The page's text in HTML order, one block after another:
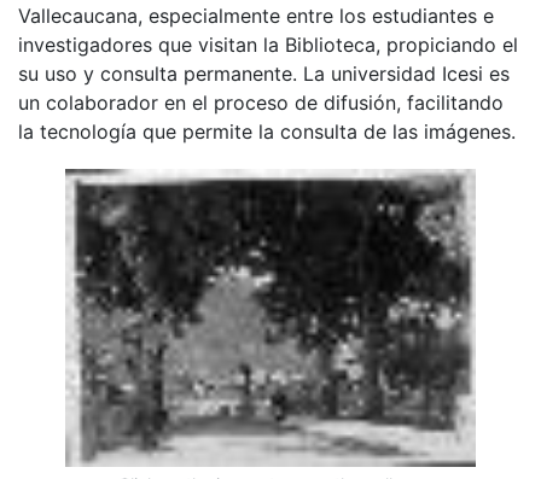
Vallecaucana, especialmente entre los estudiantes e
investigadores que visitan la Biblioteca, propiciando el
su uso y consulta permanente. La universidad Icesi es
un colaborador en el proceso de difusión, facilitando
la tecnología que permite la consulta de las imágenes.